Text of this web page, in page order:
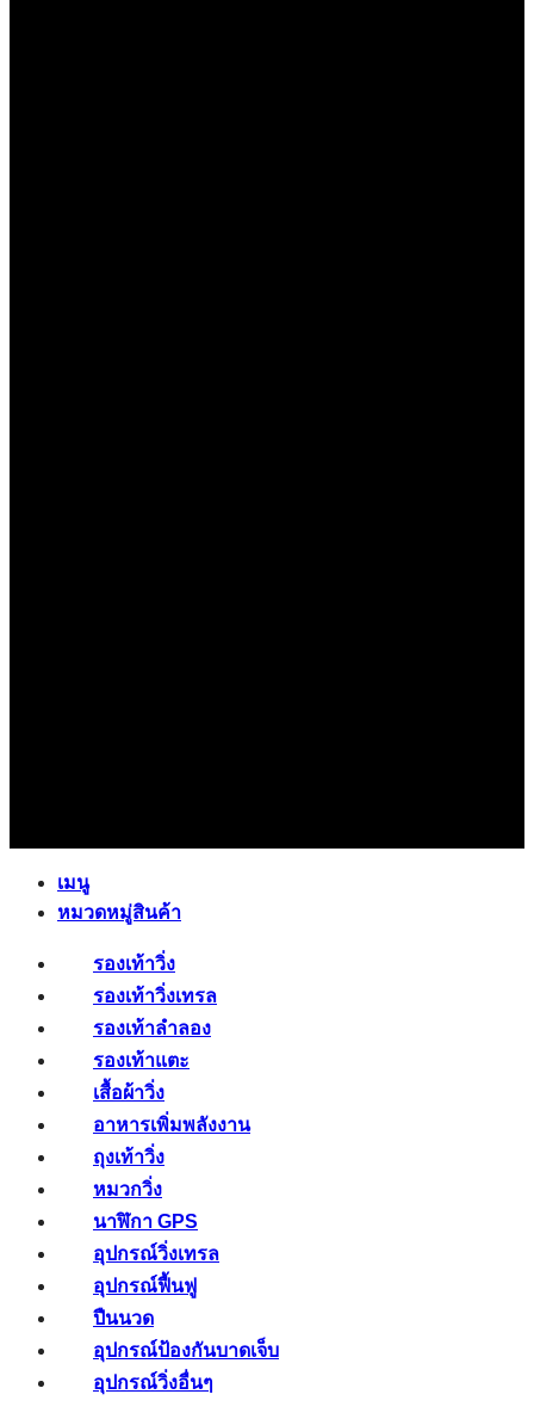
เมนู
หมวดหมู่สินค้า
รองเท้าวิ่ง
รองเท้าวิ่งเทรล
รองเท้าลำลอง
รองเท้าแตะ
เสื้อผ้าวิ่ง
อาหารเพิ่มพลังงาน
ถุงเท้าวิ่ง
หมวกวิ่ง
นาฬิกา GPS
อุปกรณ์วิ่งเทรล
อุปกรณ์ฟื้นฟู
ปืนนวด
อุปกรณ์ป้องกันบาดเจ็บ
อุปกรณ์วิ่งอื่นๆ